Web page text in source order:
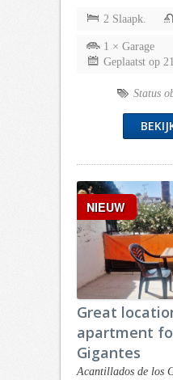
2 Slaapk.
1 × Garage
Geplaatst op
Status
NIEUW
Great
apartment
Gigantes
Acantillados de los